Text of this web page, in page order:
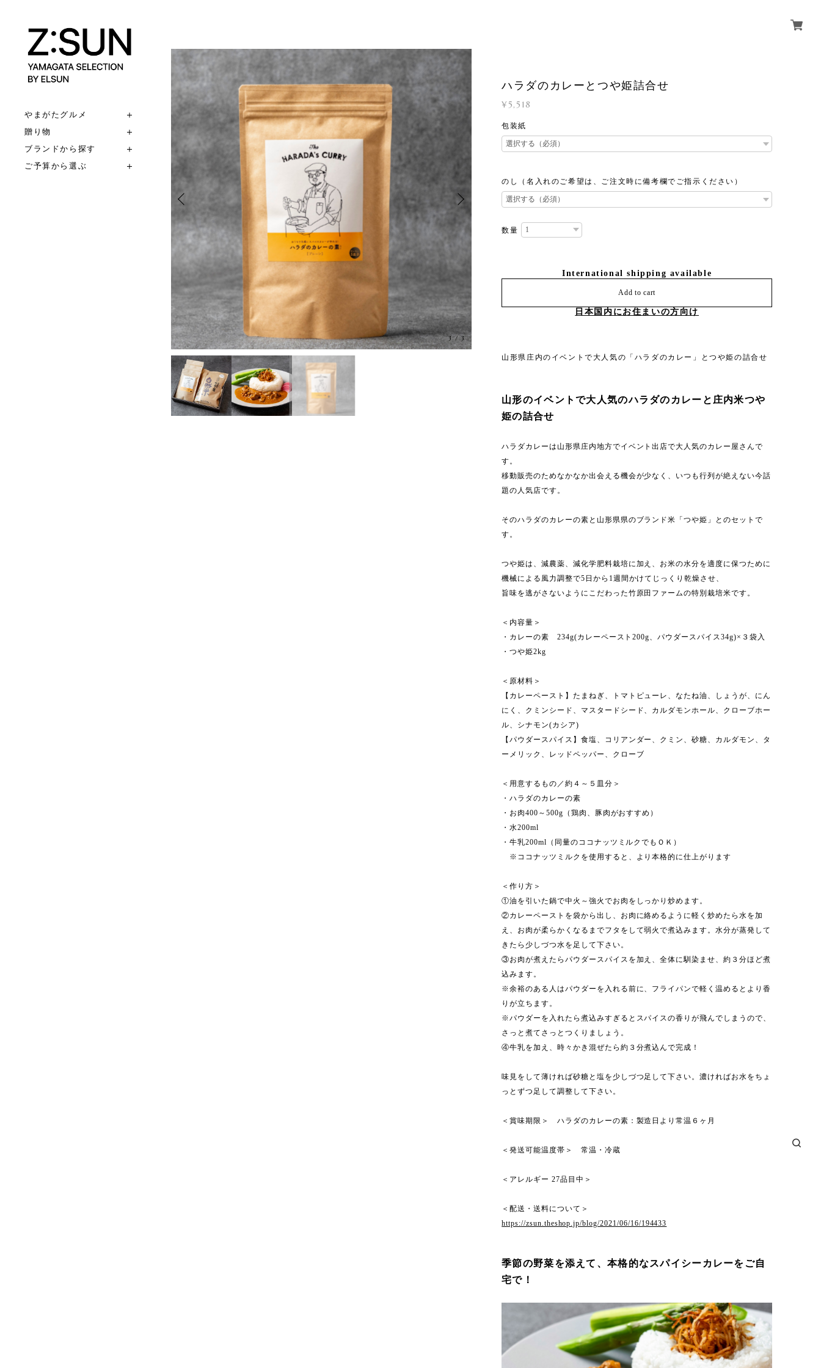
やまがたグルメ
贈り物
ブランドから探す
ご予算から選ぶ
3/3
ハラダのカレーとつや姫詰合せ
¥5,518
包装紙
のし（名入れのご希望は、ご注文時に備考欄でご指示ください）
数量
International shipping available
Add to cart
日本国内にお住まいの方向け
山形県庄内のイベントで大人気の「ハラダのカレー」とつや姫の詰合せ
山形のイベントで大人気のハラダのカレーと庄内米つや
姫の詰合せ
ハラダカレーは山形県庄内地方でイベント出店で大人気のカレー屋さんで
す。
移動販売のためなかなか出会える機会が少なく、いつも行列が絶えない今話
題の人気店です。
そのハラダのカレーの素と山形県県のブランド米「つや姫」とのセットで
す。
つや姫は、減農薬、減化学肥料栽培に加え、お米の水分を適度に保つために
機械による風力調整で5日から1週間かけてじっくり乾燥させ、
旨味を逃がさないようにこだわった竹原田ファームの特別栽培米です。
＜内容量＞
・カレーの素 234g(カレーペースト200g、パウダースパイス34g)×３袋入
・つや姫2kg
＜原材料＞
【カレーペースト】たまねぎ、トマトピューレ、なたね油、しょうが、にん
にく、クミンシード、マスタードシード、カルダモンホール、クローブホー
ル、シナモン(カシア)
【パウダースパイス】食塩、コリアンダー、クミン、砂糖、カルダモン、タ
ーメリック、レッドペッパー、クローブ
＜用意するもの／約４～５皿分＞
・ハラダのカレーの素
・お肉400～500g（鶏肉、豚肉がおすすめ）
・水200ml
・牛乳200ml（同量のココナッツミルクでもＯＫ）
※ココナッツミルクを使用すると、より本格的に仕上がります
＜作り方＞
①油を引いた鍋で中火～強火でお肉をしっかり炒めます。
②カレーペーストを袋から出し、お肉に絡めるように軽く炒めたら水を加
え、お肉が柔らかくなるまでフタをして弱火で煮込みます。水分が蒸発して
きたら少しづつ水を足して下さい。
③お肉が煮えたらパウダースパイスを加え、全体に馴染ませ、約３分ほど煮
込みます。
※余裕のある人はパウダーを入れる前に、フライパンで軽く温めるとより香
りが立ちます。
※パウダーを入れたら煮込みすぎるとスパイスの香りが飛んでしまうので、
さっと煮てさっとつくりましょう。
④牛乳を加え、時々かき混ぜたら約３分煮込んで完成！
味見をして薄ければ砂糖と塩を少しづつ足して下さい。濃ければお水をちょ
っとずつ足して調整して下さい。
＜賞味期限＞ ハラダのカレーの素：製造日より常温６ヶ月
＜発送可能温度帯＞ 常温・冷蔵
＜アレルギー 27品目中＞
＜配送・送料について＞
https://zsun.theshop.jp/blog/2021/06/16/194433
季節の野菜を添えて、本格的なスパイシーカレーをご自
宅で！